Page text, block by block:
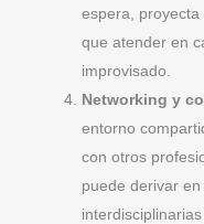
espera,
que atender en
improvisado.
Networking y
entorno
con otros
puede derivar